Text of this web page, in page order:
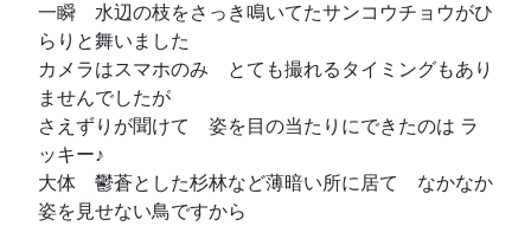
一瞬 水辺の枝をさっき鳴いてたサンコウチョウがひ
らりと舞いました
カメラはスマホのみ とても撮れるタイミングもあり
ませんでしたが
さえずりが聞けて 姿を目の当たりにできたのは ラ
ッキー♪
大体 鬱蒼とした杉林など薄暗い所に居て なかなか
姿を見せない鳥ですから